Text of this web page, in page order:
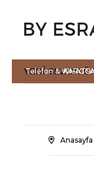
Telefon &
YENİ SEZON
Anasayfa